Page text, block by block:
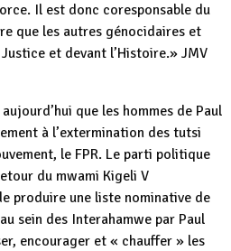
Il est donc coresponsable du
que les autres génocidaires et
et devant l’Histoire.» JMV
que les hommes de Paul
à l’extermination des tutsi
le FPR. Le parti politique
du mwami Kigeli V
produire une liste nominative de
sein des Interahamwe par Paul
encourager et « chauffer » les